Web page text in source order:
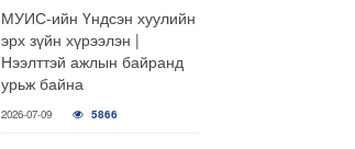
МУИС-ийн Үндсэн хуулийн
эрх зүйн хүрээлэн |
Нээлттэй ажлын байранд
урьж байна
2026-07-09 5866